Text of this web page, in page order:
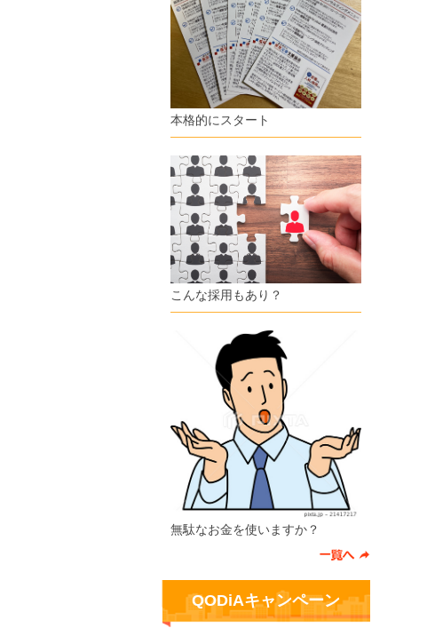
本格的にスタート
こんな採用もあり？
無駄なお金を使いますか？
QODiAキャンペーン